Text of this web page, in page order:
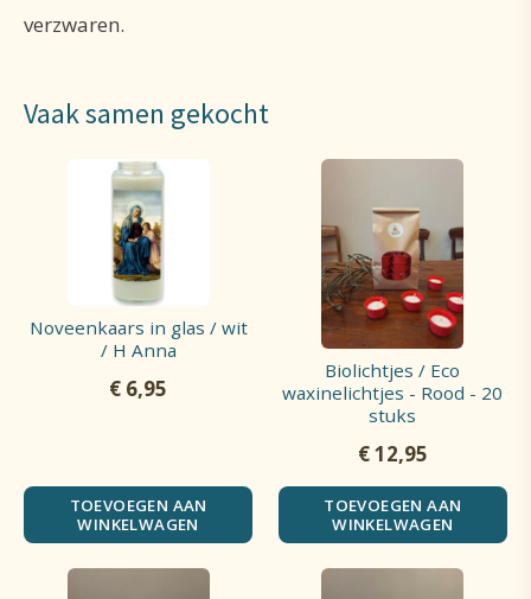
verzwaren.
Vaak samen gekocht
Noveenkaars in glas / wit
/ H Anna
€ 6,95
TOEVOEGEN AAN
WINKELWAGEN
Biolichtjes / Eco
waxinelichtjes - Rood - 20
stuks
€12,95
TOEVOEGEN AAN
WINKELWAGEN